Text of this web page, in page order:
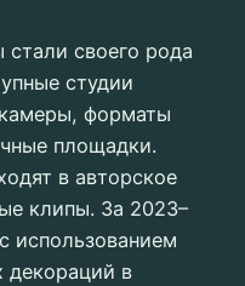
своего рода
студии
форматы
площадки.
в авторское
клипы. За 2023–
использованием
декораций в